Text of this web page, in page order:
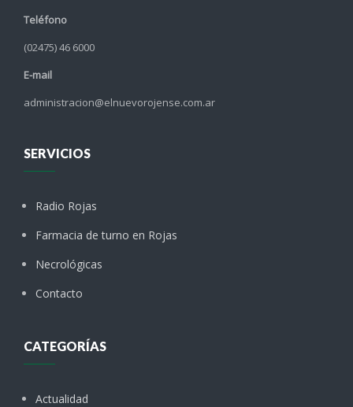
Teléfono
(02475) 46 6000
E-mail
administracion@elnuevorojense.com.ar
SERVICIOS
Radio Rojas
Farmacia de turno en Rojas
Necrológicas
Contacto
CATEGORÍAS
Actualidad